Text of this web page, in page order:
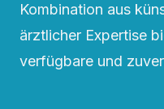
Kombination aus
ärztlicher Expertise
verfügbare und